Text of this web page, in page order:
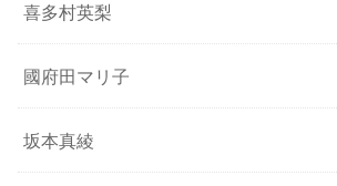
喜多村英梨
國府田マリ子
坂本真綾